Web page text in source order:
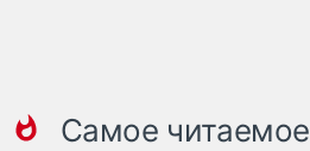
Самое читаемое